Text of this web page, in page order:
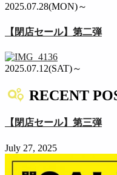
2025.07.28(MON)～
【閉店セール】第二弾
2025.07.12(SAT)～
RECENT
【閉店セール】第三弾
July 27, 2025